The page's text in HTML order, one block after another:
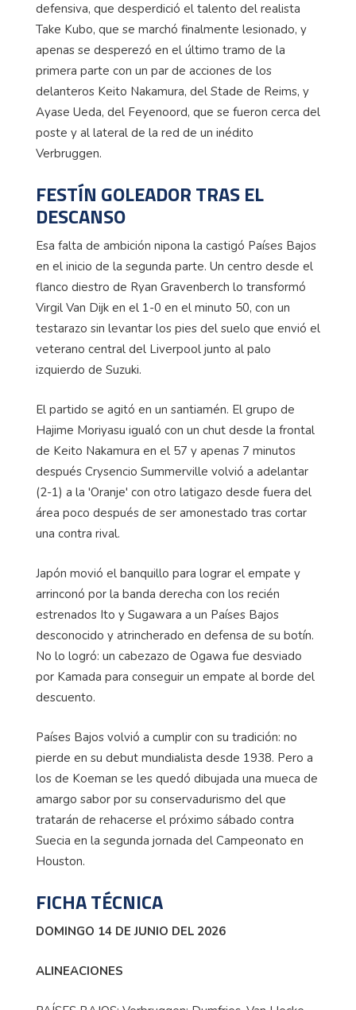
defensiva, que desperdició el talento del realista
Take Kubo, que se marchó finalmente lesionado, y
apenas se desperezó en el último tramo de la
primera parte con un par de acciones de los
delanteros Keito Nakamura, del Stade de Reims, y
Ayase Ueda, del Feyenoord, que se fueron cerca del
poste y al lateral de la red de un inédito
Verbruggen.
FESTÍN GOLEADOR TRAS EL
DESCANSO
Esa falta de ambición nipona la castigó Países Bajos
en el inicio de la segunda parte. Un centro desde el
flanco diestro de Ryan Gravenberch lo transformó
Virgil Van Dijk en el 1-0 en el minuto 50, con un
testarazo sin levantar los pies del suelo que envió el
veterano central del Liverpool junto al palo
izquierdo de Suzuki.
El partido se agitó en un santiamén. El grupo de
Hajime Moriyasu igualó con un chut desde la frontal
de Keito Nakamura en el 57 y apenas 7 minutos
después Crysencio Summerville volvió a adelantar
(2-1) a la 'Oranje' con otro latigazo desde fuera del
área poco después de ser amonestado tras cortar
una contra rival.
Japón movió el banquillo para lograr el empate y
arrinconó por la banda derecha con los recién
estrenados Ito y Sugawara a un Países Bajos
desconocido y atrincherado en defensa de su botín.
No lo logró: un cabezazo de Ogawa fue desviado
por Kamada para conseguir un empate al borde del
descuento.
Países Bajos volvió a cumplir con su tradición: no
pierde en su debut mundialista desde 1938. Pero a
los de Koeman se les quedó dibujada una mueca de
amargo sabor por su conservadurismo del que
tratarán de rehacerse el próximo sábado contra
Suecia en la segunda jornada del Campeonato en
Houston.
FICHA TÉCNICA
DOMINGO 14 DE JUNIO DEL 2026
ALINEACIONES